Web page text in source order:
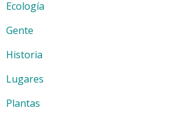
Ecología
Gente
Historia
Lugares
Plantas